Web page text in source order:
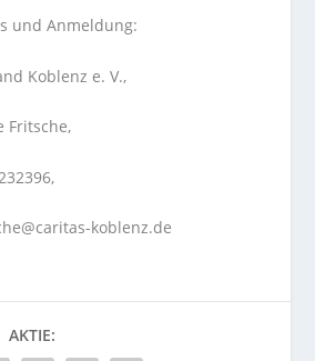
und Anmeldung:
Koblenz e. V.,
Fritsche,
koblenz.de
AKTIE: